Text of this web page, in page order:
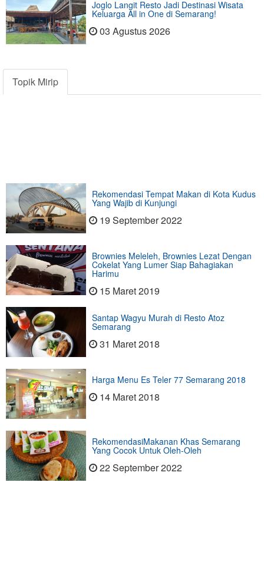
Joglo Langit Resto Jadi Destinasi Wisata
Keluarga All in One di Semarang!
03 Agustus 2026
Topik Mirip
Rekomendasi Tempat Makan di Kota Kudus
Yang Wajib di Kunjungi
19 September 2022
Brownies Meleleh, Brownies Lezat Dengan
Cokelat Yang Lumer Siap Bahagiakan
Harimu
15 Maret 2019
Santap Wagyu Murah di Resto Atoz
Semarang
31 Maret 2018
Harga Menu Es Teler 77 Semarang 2018
14 Maret 2018
RekomendasiMakanan Khas Semarang
Yang Cocok Untuk Oleh-Oleh
22 September 2022